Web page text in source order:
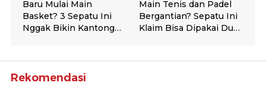
Rekomendasi